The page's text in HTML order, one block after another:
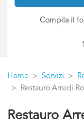
Compila il
Home Servizi
Restauro Arredi
Restauro